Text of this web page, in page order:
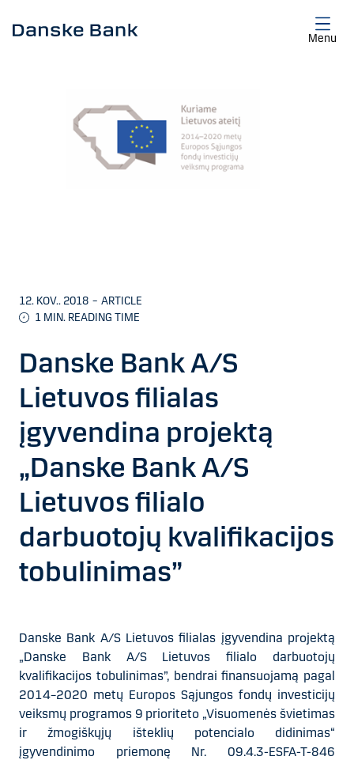
Menu
12. KOV.. 2018 – ARTICLE
1 MIN. READING TIME
Danske Bank A/S
Lietuvos filialas
įgyvendina projektą
„Danske Bank A/S
Lietuvos filialo
darbuotojų kvalifikacijos
tobulinimas”
Danske Bank A/S Lietuvos filialas įgyvendina projektą
„Danske Bank A/S Lietuvos filialo darbuotojų
kvalifikacijos tobulinimas”, bendrai finansuojamą pagal
2014–2020 metų Europos Sąjungos fondų investicijų
veiksmų programos 9 prioriteto „Visuomenės švietimas
ir žmogiškųjų išteklių potencialo didinimas“
įgyvendinimo priemonę Nr. 09.4.3-ESFA-T-846